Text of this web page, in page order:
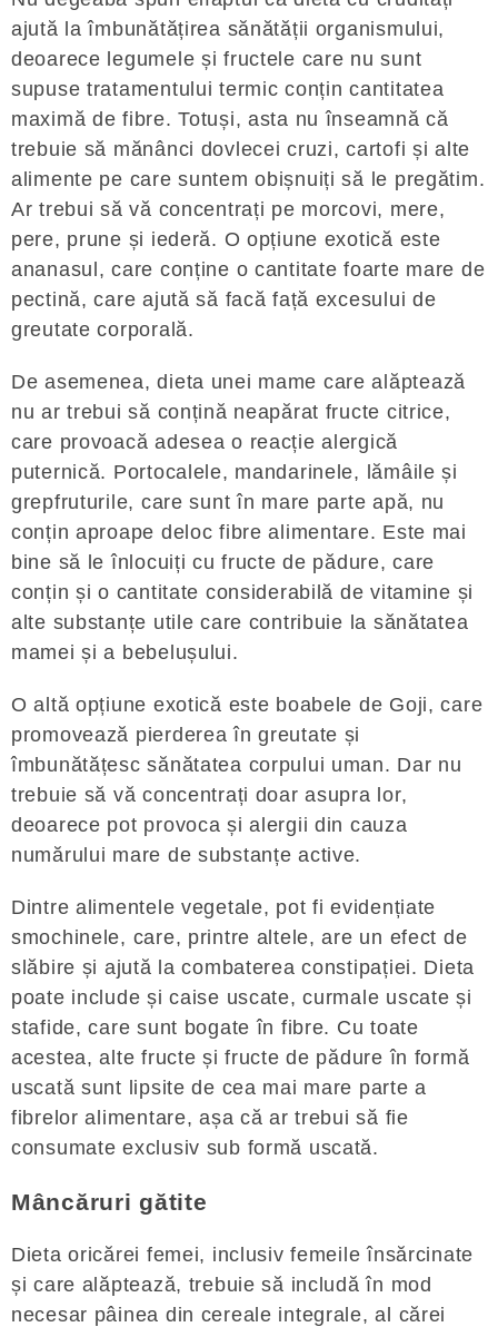
ajută la îmbunătățirea sănătății organismului,
deoarece legumele și fructele care nu sunt
supuse tratamentului termic conțin cantitatea
maximă de fibre. Totuși, asta nu înseamnă că
trebuie să mănânci dovlecei cruzi, cartofi și alte
alimente pe care suntem obișnuiți să le pregătim.
Ar trebui să vă concentrați pe morcovi, mere,
pere, prune și iederă. O opțiune exotică este
ananasul, care conține o cantitate foarte mare de
pectină, care ajută să facă față excesului de
greutate corporală.
De asemenea, dieta unei mame care alăptează
nu ar trebui să conțină neapărat fructe citrice,
care provoacă adesea o reacție alergică
puternică. Portocalele, mandarinele, lămâile și
grepfruturile, care sunt în mare parte apă, nu
conțin aproape deloc fibre alimentare. Este mai
bine să le înlocuiți cu fructe de pădure, care
conțin și o cantitate considerabilă de vitamine și
alte substanțe utile care contribuie la sănătatea
mamei și a bebelușului.
O altă opțiune exotică este boabele de Goji, care
promovează pierderea în greutate și
îmbunătățesc sănătatea corpului uman. Dar nu
trebuie să vă concentrați doar asupra lor,
deoarece pot provoca și alergii din cauza
numărului mare de substanțe active.
Dintre alimentele vegetale, pot fi evidențiate
smochinele, care, printre altele, are un efect de
slăbire și ajută la combaterea constipației. Dieta
poate include și caise uscate, curmale uscate și
stafide, care sunt bogate în fibre. Cu toate
acestea, alte fructe și fructe de pădure în formă
uscată sunt lipsite de cea mai mare parte a
fibrelor alimentare, așa că ar trebui să fie
consumate exclusiv sub formă uscată.
Mâncăruri gătite
Dieta oricărei femei, inclusiv femeile însărcinate
și care alăptează, trebuie să includă în mod
necesar pâinea din cereale integrale, al cărei